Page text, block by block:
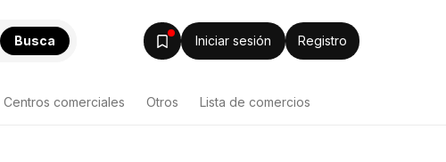
Busca Iniciar sesión Registro
Centros comerciales Otros Lista de comercios